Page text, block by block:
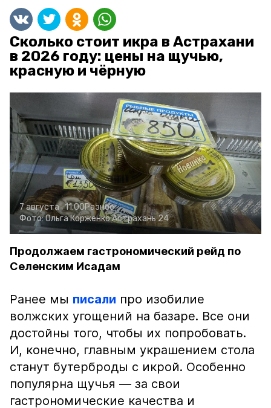
Сколько стоит икра в Астрахани
в 2026 году: цены на щучью,
красную и чёрную
7 августа , 11:00Разное
Фото:Ольга КорженкоАстрахань 24
Продолжаем гастрономический рейд по
Селенским Исадам
Ранее мы писали про изобилие
волжских угощений на базаре. Все они
достойны того, чтобы их попробовать.
И, конечно, главным украшением стола
станут бутерброды с икрой. Особенно
популярна щучья — за свои
гастрономические качества и